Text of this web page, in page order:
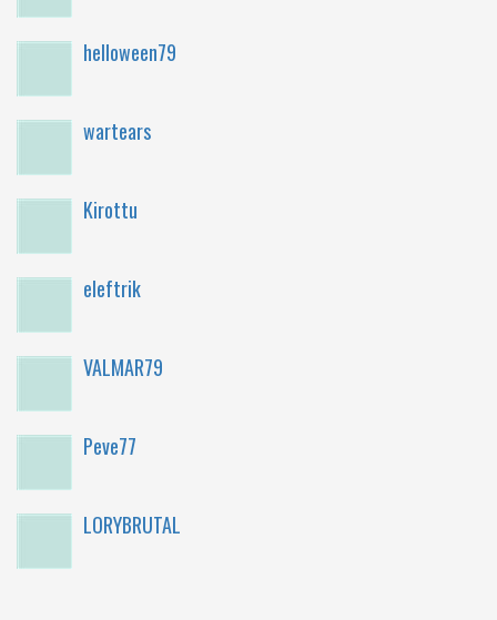
helloween79
wartears
Kirottu
eleftrik
VALMAR79
Peve77
LORYBRUTAL